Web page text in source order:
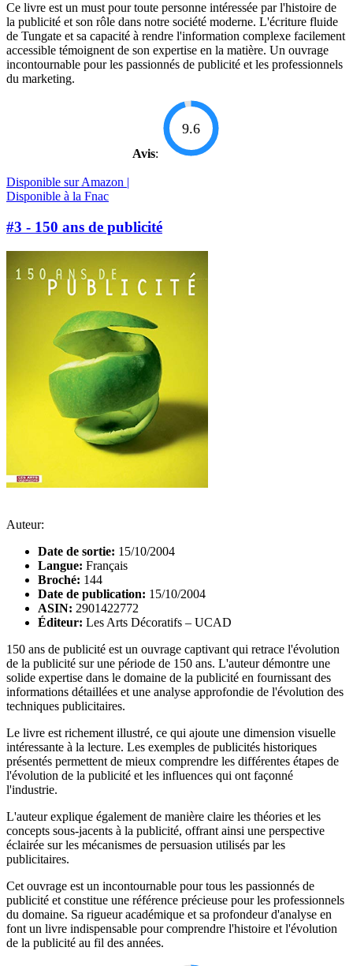
Ce livre est un must pour toute personne intéressée par l'histoire de
la publicité et son rôle dans notre société moderne. L'écriture fluide
de Tungate et sa capacité à rendre l'information complexe facilement
accessible témoignent de son expertise en la matière. Un ouvrage
incontournable pour les passionnés de publicité et les professionnels
du marketing.
Avis:
9.6
Disponible sur Amazon |
Disponible à la Fnac
#3 - 150 ans de publicité
Auteur:
Date de sortie: 15/10/2004
Langue: Français
Broché: 144
Date de publication: 15/10/2004
ASIN: 2901422772
Éditeur: Les Arts Décoratifs – UCAD
150 ans de publicité est un ouvrage captivant qui retrace l'évolution
de la publicité sur une période de 150 ans. L'auteur démontre une
solide expertise dans le domaine de la publicité en fournissant des
informations détaillées et une analyse approfondie de l'évolution des
techniques publicitaires.
Le livre est richement illustré, ce qui ajoute une dimension visuelle
intéressante à la lecture. Les exemples de publicités historiques
présentés permettent de mieux comprendre les différentes étapes de
l'évolution de la publicité et les influences qui ont façonné
l'industrie.
L'auteur explique également de manière claire les théories et les
concepts sous-jacents à la publicité, offrant ainsi une perspective
éclairée sur les mécanismes de persuasion utilisés par les
publicitaires.
Cet ouvrage est un incontournable pour tous les passionnés de
publicité et constitue une référence précieuse pour les professionnels
du domaine. Sa rigueur académique et sa profondeur d'analyse en
font un livre indispensable pour comprendre l'histoire et l'évolution
de la publicité au fil des années.